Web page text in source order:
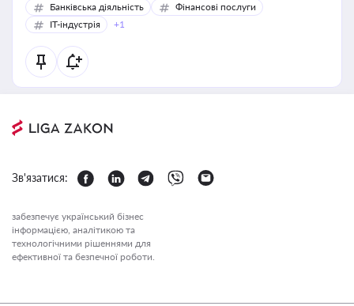
Банківська діяльність
Фінансові послуги
IT-індустрія
+1
Зв'язатися:
забезпечує український бізнес
інформацією, аналітикою та
технологічними рішеннями для
ефективної та безпечної роботи.